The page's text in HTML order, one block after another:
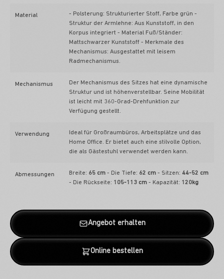
Material
- Polsterung: Strukturierter Stoff, Farbe grün -
Struktur der Armlehne: Aus Kunststoff, in den
Korpus integriert - Material Fuß/Ständer:
Mattschwarzer Kunststoff - Merkmale des
Mechanismus: Ausgestattet mit leisem
Radmechanismus.
Mechanismus
Der Mechanismus des Sitzes hat eine dynamische
Struktur und ist höhenverstellbar. Seine Mobilität
ist leicht mit 360-Grad-Drehfunktion zur
Verfügung gestellt.
Verwendung
Ideal für Großraumbüros, Arbeitsplätze und das
Home Office. Er bietet auch eine stilvolle Option,
die als Gästestuhl verwendet werden kann.
Abmessungen Breite: 65 cm - Die Tiefe: 62 cm - Sitzen: 44-52 cm
- Die Rückseite: 105-113 cm - Kapazität: 120kg
Angebot erhalten
Online bestellen